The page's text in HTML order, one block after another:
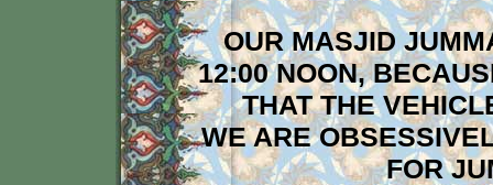
OUR MASJID
12:00 NOON,
THAT THE
WE ARE
FOR